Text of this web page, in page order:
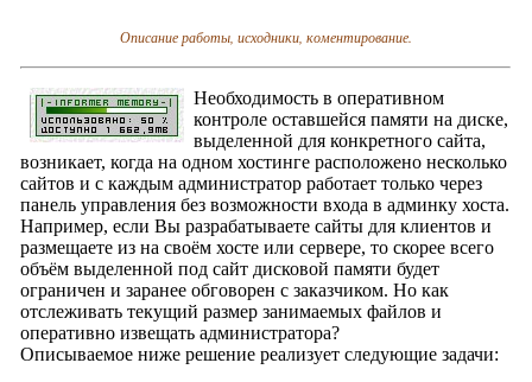
Описание работы, исходники, коментирование.
Необходимость в оперативном
контроле оставшейся памяти на диске,
выделенной для конкретного сайта,
возникает, когда на одном хостинге расположено несколько
сайтов и с каждым администратор работает только через
панель управления без возможности входа в админку хоста.
Например, если Вы разрабатываете сайты для клиентов и
размещаете из на своём хосте или сервере, то скорее всего
объём выделенной под сайт дисковой памяти будет
ограничен и заранее обговорен с заказчиком. Но как
отслеживать текущий размер занимаемых файлов и
оперативно извещать администратора?
Описываемое ниже решение реализует следующие задачи: